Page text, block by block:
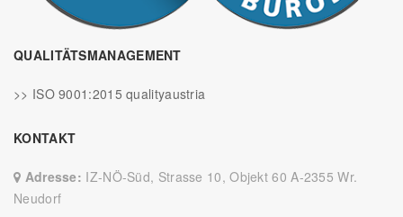
QUALITÄTSMANAGEMENT
>> ISO 9001:2015 qualityaustria
KONTAKT
Adresse: IZ-NÖ-Süd, Strasse 10, Objekt 60 A-2355 Wr.
Neudorf